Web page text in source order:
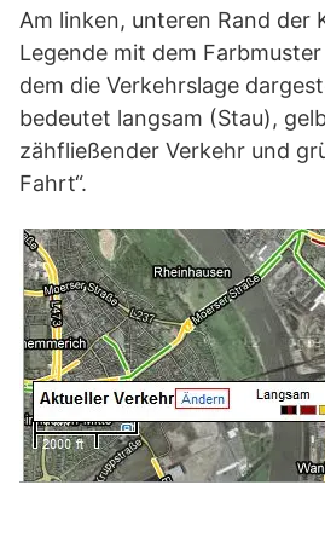
Am linken, unteren Rand der
Legende mit dem
dem die Verkehrslage
bedeutet langsam (Stau),
zähfließender Verkehr und
Fahrt“.